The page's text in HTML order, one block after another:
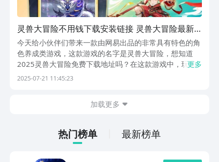
灵兽大冒险不用钱下载安装链接 灵兽大冒险最新
下载链接
今天给小伙伴们带来一款由网易出品的非常具有特色的角
色养成类游戏，这款游戏的名字是灵兽大冒险，想知道
2025灵兽大冒险免费下载地址吗？在这款游戏中，玩家
可以体验到各种探索冒险玩法，以及陪伴各种各样的灵兽
更多
2025-07-21 11:45:23
加载更多
热门榜单 最新榜单